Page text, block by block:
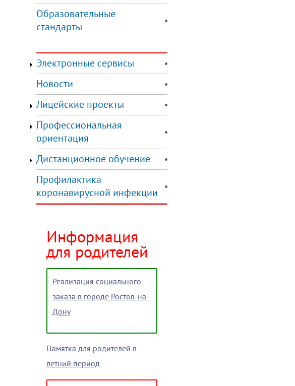
Образовательные
стандарты
Электронные сервисы
Новости
Лицейские проекты
Профессиональная
ориентация
Дистанционное обучение
Профилактика
коронавирусной инфекции
Информация
для родителей
Реализация социального
заказа в городе Ростов-на-
Дону
Памятка для родителей в
летний период